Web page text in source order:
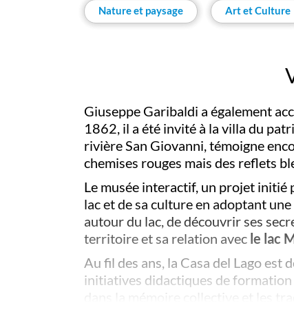
Nature et paysage Art et Culture
Giuseppe Garibaldi a également
1862, il a été invité à la villa du
rivière San Giovanni, témoigne
chemises rouges mais des reflets
Le musée interactif, un projet initié
lac et de sa culture en adoptant
autour du lac, de découvrir ses
territoire et sa relation avec le lac
Au fil des ans, la Casa del Lago est
initiatives didactiques de